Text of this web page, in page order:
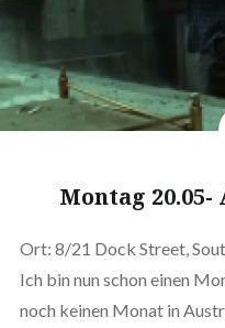
Montag
Ort: 8/21 Dock Street,
Ich bin nun schon einen
noch keinen Monat in